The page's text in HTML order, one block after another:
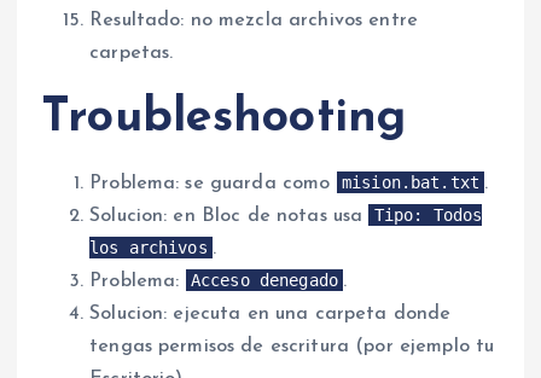
Resultado: no mezcla archivos entre
carpetas.
Troubleshooting
Problema: se guarda como mision.bat.txt .
Solucion: en Bloc de notas usa
Tipo: Todos
los archivos .
Problema:
Acceso denegado .
Solucion: ejecuta en una carpeta donde
tengas permisos de escritura (por ejemplo tu